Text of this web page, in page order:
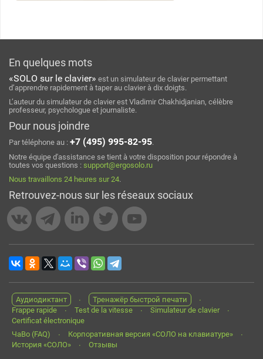
En quelques mots
«SOLO sur le clavier» est un simulateur de clavier permettant
d’apprendre rapidement à taper au clavier à dix doigts.
L’auteur du simulateur de clavier est Vladimir Chakhidjanian, célèbre
professeur, psychologue et journaliste.
Pour nous joindre
Par téléphone au : +7 (495) 995-82-95.
Notre équipe d'assistance se tient à votre disposition pour répondre à
toutes vos questions : support@ergosolo.ru
Nous travaillons 24 heures sur 24.
Retrouvez-nous sur les réseaux sociaux
Аудиодиктант
Тренажёр быстрой печати
Frappe rapide
Test de la vitesse
Simulateur de clavier
Certificat électronique
ЧаВо (FAQ)
Корпоративная версия «СОЛО на клавиатуре»
История «СОЛО»
Отзывы